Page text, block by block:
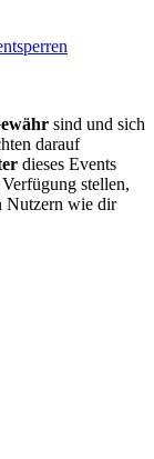
sind und sich
darauf
dieses Events
stellen,
Nutzern wie dir